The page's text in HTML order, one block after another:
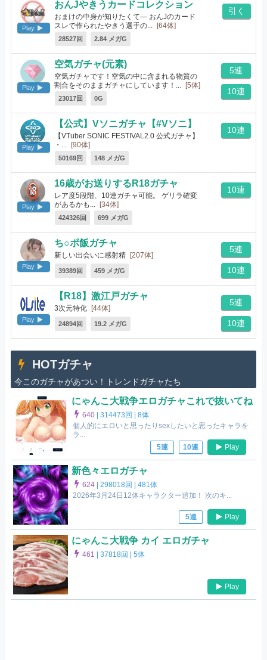
Play
おんJやきうカードコレクション
おまけの中身が知りたくて― おんJのカード
スレで作られたやきう選手の...
[64体]
28527回 2.84 メガG
引く
Play
空気ガチャ(元素)
空気ガチャです！空気の中に含まれる物質の
割合をそのままガチャにしています！...
[5体]
23017回 0G
5連
10連
Play
【公式】Vソニガチャ【#Vソニ】
【VTuber SONIC FESTIVAL2.0 公式ガチャ】
・...
[90体]
50169回 148 メガG
10連
Play
16歳がお送りするR18ガチャ
レア度5段階、10連ガチャ可能。 ゲリラ確変
があるかも...
[34体]
424326回 699 メガG
10連
Play
ち○ポ飯ガチャ
新しい出会いに感射精 [207体]
39389回 459 メガG
5連
10連
Play
【R18】激江戸ガチャ
3次元特化 [44体]
24894回 19.2 メガG
5連
10連
HOTガチャ
今このガチャがあつい！トレンドガチャたち
にゃんこ大戦争エロガチャこれで抜いてね
640 |314473回 |8体
個人的にエロいと思ったりsexしたいと思ったキャラを
ラ...
5連
10連 Play
新色々エロガチャ
624 |298018回 |481体
2026年3月24日12体キャラクター追加！ 次のキ...
5連 Play
にゃんこ大戦争 カイ エロガチャ
461 |37818回 |5体
Play